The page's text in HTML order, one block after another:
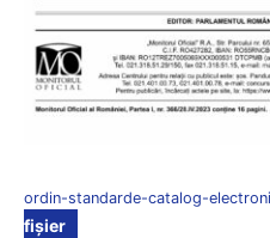
ordin-standarde-catalog-
fișier